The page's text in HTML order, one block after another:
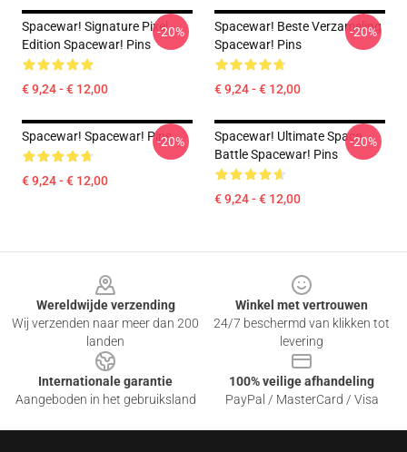
Spacewar! Signature Pixel
Edition Spacewar! Pins
€ 9,24 - € 12,00
-20%
Spacewar! Beste Verzameling
Spacewar! Pins
€ 9,24 - € 12,00
-20%
Spacewar! Spacewar! Pins
€ 9,24 - € 12,00
-20%
Spacewar! Ultimate Space
Battle Spacewar! Pins
€ 9,24 - € 12,00
-20%
Wereldwijde verzending
Wij verzenden naar meer dan 200
landen
Winkel met vertrouwen
24/7 beschermd van klikken tot
levering
Internationale garantie
Aangeboden in het gebruiksland
100% veilige afhandeling
PayPal / MasterCard / Visa